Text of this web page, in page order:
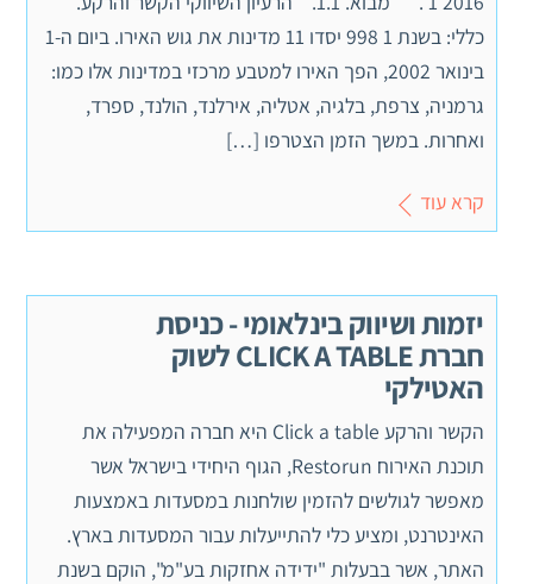
כללי: בשנת 1 998 יסדו 11 מדינות את גוש האירו. ביום ה-1
בינואר 2002, הפך האירו למטבע מרכזי במדינות אלו כמו:
גרמניה, צרפת, בלגיה, אטליה, אירלנד, הולנד, ספרד,
ואחרות. במשך הזמן הצטרפו […]
קרא עוד
יזמות ושיווק בינלאומי - כניסת
חברת CLICK A TABLE לשוק
האטילקי
הקשר והרקע Click a table היא חברה המפעילה את
תוכנת האירוח Restorun, הגוף היחידי בישראל אשר
מאפשר לגולשים להזמין שולחנות במסעדות באמצעות
האינטרנט, ומציע כלי להתייעלות עבור המסעדות בארץ.
האתר, אשר בבעלות "ידידה אחזקות בע"מ", הוקם בשנת